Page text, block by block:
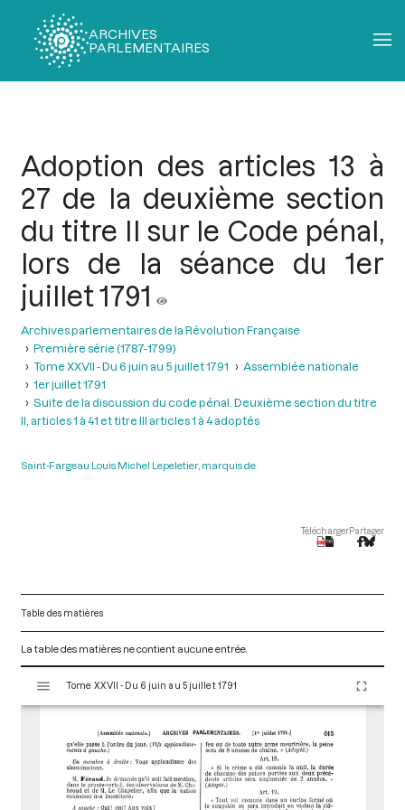
ARCHIVES
PARLEMENTAIRES
Adoption des articles 13 à
27 de la deuxième section
du titre II sur le Code pénal,
lors de la séance du 1er
juillet 1791
Archives parlementaires de la Révolution Française
Première série (1787-1799)
Tome XXVII - Du 6 juin au 5 juillet 1791
Assemblée nationale
1er juillet 1791
Suite de la discussion du code pénal. Deuxième section du titre
II, articles 1 à 41 et titre III articles 1 à 4 adoptés
Saint-Fargeau Louis Michel Lepeletier, marquis de
TéléchargerPartager
Table des matières
La table des matières ne contient aucune entrée.
s
Tome XXVII - Du 6 juin au 5 juillet 1791